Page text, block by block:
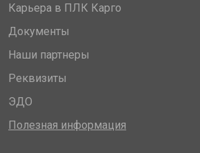
Карьера в ПЛК Карго
Документы
Наши партнеры
Реквизиты
ЭДО
Полезная информация